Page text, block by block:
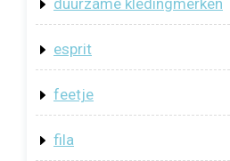
esprit
feetje
fila